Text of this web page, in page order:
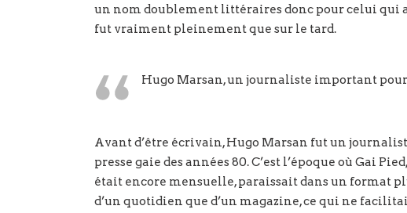
un nom doublement littéraires donc pour celui qui
fut vraiment pleinement que sur le tard.
Hugo Marsan, un journaliste important pour
Avant d’être écrivain, Hugo Marsan fut un
presse gaie des années 80. C’est l’époque où Gai
était encore mensuelle, paraissait dans un format
d’un quotidien que d’un magazine, ce qui ne